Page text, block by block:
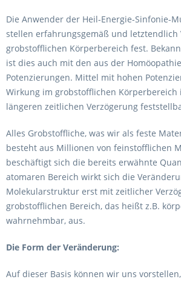
Die Anwender der Heil-Energie-Sinfonie-
stellen erfahrungsgemäß und letztendlich
grobstofflichen Körperbereich fest.
ist dies auch mit den aus der
Potenzierungen. Mittel mit hohen
Wirkung im grobstofflichen Körperbereich
längeren zeitlichen Verzögerung
Alles Grobstoffliche, was wir als feste
besteht aus Millionen von feinstofflichen
beschäftigt sich die bereits erwähnte
atomaren Bereich wirkt sich die
Molekularstruktur erst mit zeitlicher
grobstofflichen Bereich, das heißt z.B.
wahrnehmbar, aus.
Die Form der Veränderung:
Auf dieser Basis können wir uns